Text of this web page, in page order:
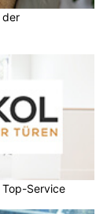
der
Top-Service